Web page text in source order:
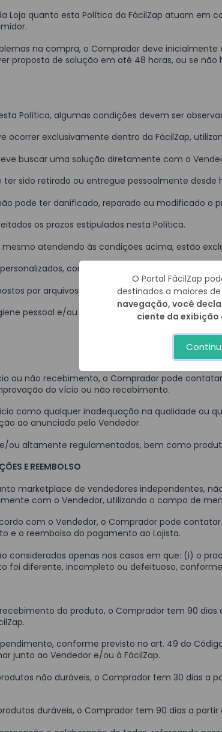
Loja quanto esta Política da FácilZap atuam
na compra, o Comprador deve
proposta de solução em até 48 horas, ou se
Política, algumas condições devem ser
ocorrer exclusivamente dentro da FácilZap,
buscar uma solução diretamente com o
ter sido retirado ou entregue pessoalmente
pode ter danificado, reparado ou modificado o
os prazos estipulados nesta Política.
mesmo atendendo às condições acima, estão
personalizados, como convites e lembrancinhas
por arquivos digitais.
pessoal e/ou íntimos.
ou não recebimento, o Comprador pode
do vício ou não recebimento.
como qualquer inadequação na qualidade ou
ao anunciado pelo Vendedor.
ou altamente regulamentados, bem como
E REEMBOLSO
marketplace de vendedores independentes,
com o Vendedor, utilizando o campo de
com o Vendedor, o Comprador pode
e o reembolso do pagamento ao Lojista.
considerados apenas nos casos em que: (i) o
foi diferente, incompleto ou defeituoso,
recebimento do produto, o Comprador tem 90
conforme previsto no art. 49 do
junto ao Vendedor e/ou à FácilZap.
não duráveis, o Comprador tem 30 dias
duráveis, o Comprador tem 90 dias a
O Portal FácilZap
destinados a maiores de
navegação, você
ciente da